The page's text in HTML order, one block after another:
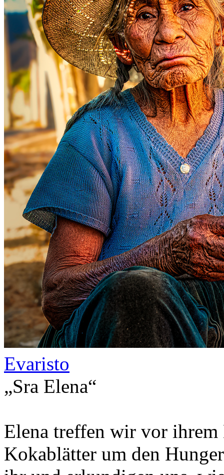
Evaristo
„Sra Elena“
Elena treffen wir vor ihrem
Kokablätter um den